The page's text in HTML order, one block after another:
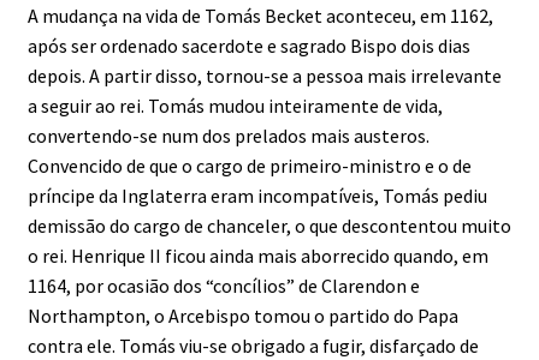
A mudança na vida de Tomás Becket aconteceu, em 1162,
após ser ordenado sacerdote e sagrado Bispo dois dias
depois. A partir disso, tornou-se a pessoa mais irrelevante
a seguir ao rei. Tomás mudou inteiramente de vida,
convertendo-se num dos prelados mais austeros.
Convencido de que o cargo de primeiro-ministro e o de
príncipe da Inglaterra eram incompatíveis, Tomás pediu
demissão do cargo de chanceler, o que descontentou muito
o rei. Henrique II ficou ainda mais aborrecido quando, em
1164, por ocasião dos “concílios” de Clarendon e
Northampton, o Arcebispo tomou o partido do Papa
contra ele. Tomás viu-se obrigado a fugir, disfarçado de